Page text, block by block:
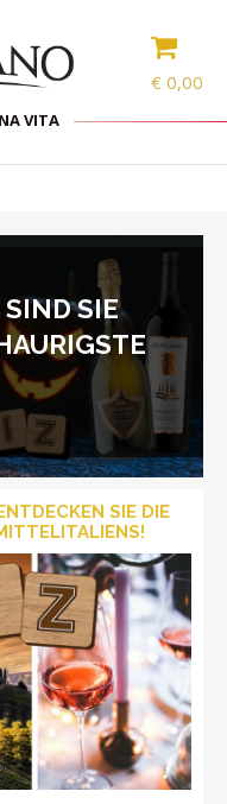
€ 0,00
VITA
SIE
SIE DIE